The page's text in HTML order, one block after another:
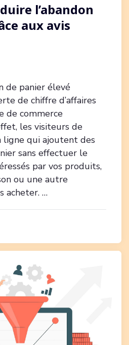
l’abandon
aux avis
de panier élevé
de chiffre d’affaires
de commerce
les visiteurs de
qui ajoutent des
sans effectuer le
par vos produits,
ou une autre
acheter. …